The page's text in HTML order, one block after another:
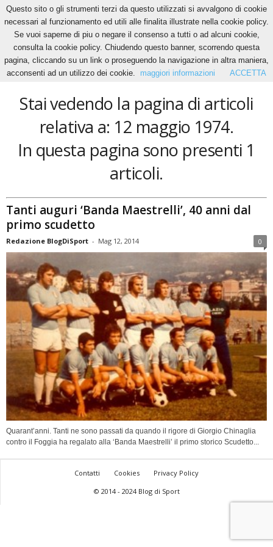
Home Tags 12 maggio 1974
12 maggio 1974
Stai vedendo la pagina di articoli
relativa a: 12 maggio 1974.
In questa pagina sono presenti 1
articoli.
Tanti auguri ‘Banda Maestrelli’, 40 anni dal
primo scudetto
Redazione BlogDiSport - Mag 12, 2014 0
Quarant’anni. Tanti ne sono passati da quando il rigore di Giorgio Chinaglia
contro il Foggia ha regalato alla ‘Banda Maestrelli’ il primo storico Scudetto...
Contatti Cookies
Privacy Policy
© 2014 - 2024 Blog di Sport
Questo sito o gli strumenti terzi da questo utilizzati si avvalgono di cookie
necessari al funzionamento ed utili alle finalita illustrate nella cookie policy.
Se vuoi saperne di piu o negare il consenso a tutti o ad alcuni cookie,
consulta la cookie policy. Chiudendo questo banner, scorrendo questa
pagina, cliccando su un link o proseguendo la navigazione in altra maniera,
acconsenti ad un utilizzo dei cookie.
maggiori informazioni ACCETTA